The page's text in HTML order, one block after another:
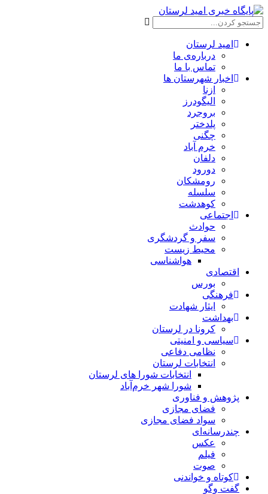
امید لرستان
درباره‌ی ما
تماس با ما
اخبار شهرستان ها
ازنا
الیگودرز
بروجرد
پلدختر
چگنی
خرم آباد
دلفان
دورود
رومشکان
سلسله
کوهدشت
اجتماعی
حوادث
سفر و گردشگری
محیط زیست
هواشناسی
اقتصادی
بورس
فرهنگی
ایثار شهادت
بهداشت
کرونا در لرستان
سیاسی و امنیتی
نظامی دفاعی
انتخابات لرستان
انتخابات شورا های لرستان
شورا شهر خرم‌آباد
پژوهش و فناوری
فضای مجازی
سواد فضای مجازی
چندرسانه‌ای
عكس
فیلم
صوت
کوتاه و خواندنی
گفت وگو